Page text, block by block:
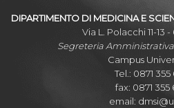
DIPARTIMENTO DI MEDICINA E
Via L. Polacchi 11-13
Segreteria
Campus
Tel.: 0871 355
fax: 0871 355
email: